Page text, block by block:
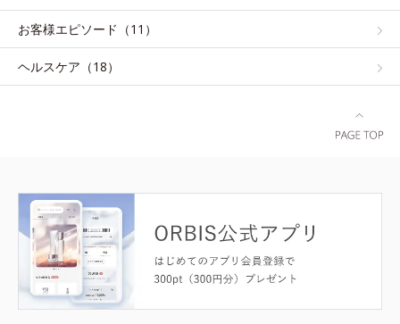
お客様エピソード（11）
ヘルスケア（18）